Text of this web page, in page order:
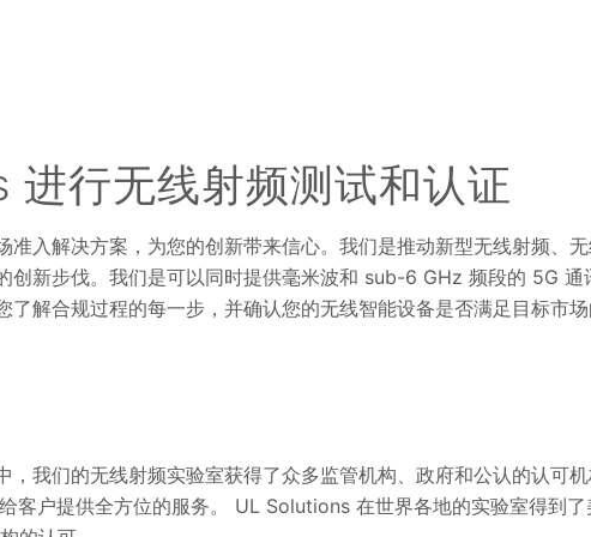
行无线射频测试和认证
入解决方案，为您的创新带来信心。我们是推动新型无线射频、
创新步伐。我们是可以同时提供毫米波和 sub-6 GHz 频段的 5G 通
解合规过程的每一步，并确认您的无线智能设备是否满足目标市
我们的无线射频实验室获得了众多监管机构、政府和公认的认可
户提供全方位的服务。 UL Solutions 在世界各地的实验室得到了